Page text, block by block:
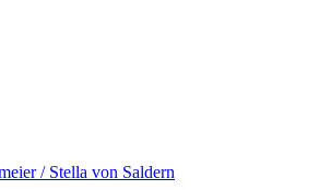
/ Stella von Saldern